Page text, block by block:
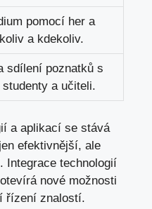
pomocí her a
a kdekoliv.
sdílení poznatků​ s
a učiteli.
‌a aplikací⁢ se stává
efektivnější, ale
Integrace technologií​
nové možnosti
řízení znalostí.